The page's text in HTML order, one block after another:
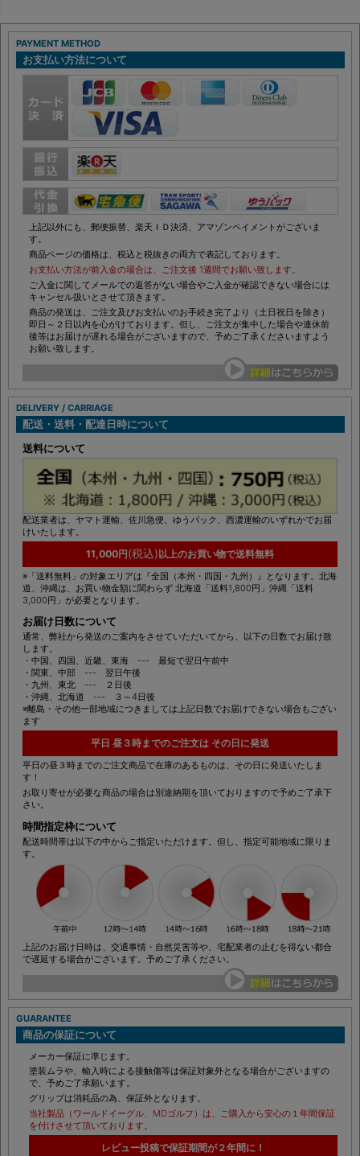
PAYMENT METHOD
お支払い方法について
上記以外にも、郵便振替、楽天ＩＤ決済、アマゾンペイメントがございま
す。
商品ページの価格は、税込と税抜きの両方で表記しております。
お支払い方法が前入金の場合は、ご注文後 1週間でお願い致します。
ご入金に関してメールでの返答がない場合やご入金が確認できない場合には
キャンセル扱いとさせて頂きます。
商品の発送は、ご注文及びお支払いのお手続き完了より（土日祝日を除き）
即日～２日以内を心がけております。但し、ご注文が集中した場合や連休前
後等はお届けが遅れる場合がございますので、予めご了承くださいますよう
お願い致します。
DELIVERY / CARRIAGE
配送・送料・配達日時について
送料について
配送業者は、ヤマト運輸、佐川急便、ゆうパック、西濃運輸のいずれかでお届
けいたします。
11,000円(税込)以上のお買い物で送料無料
※「送料無料」の対象エリアは『全国（本州・四国・九州）』となります。北海
道、沖縄は、お買い物金額に関わらず 北海道「送料1,800円」沖縄「送料
3,000円」が必要となります。
お届け日数について
通常、弊社から発送のご案内をさせていただいてから、以下の日数でお届け致
します。
・中国、四国、近畿、東海 --- 最短で翌日午前中
・関東、中部 --- 翌日午後
・九州、東北 --- ２日後
・沖縄、北海道 --- ３～4日後
※離島・その他一部地域につきましては上記日数でお届けできない場合もござい
ます
平日 昼３時までのご注文は その日に発送
平日の昼３時までのご注文商品で在庫のあるものは、その日に発送いたしま
す！
お取り寄せが必要な商品の場合は別途納期を頂いておりますので予めご了承下
さい。
時間指定枠について
配送時間帯は以下の中からご指定いただけます。但し、指定可能地域に限りま
す。
上記のお届け日時は、交通事情・自然災害等や、宅配業者の止むを得ない都合
で遅延する場合がございます。予めご了承ください。
GUARANTEE
商品の保証について
メーカー保証に準じます。
塗装ムラや、輸入時による接触傷等は保証対象外となる場合がございますの
で、予めご了承願います。
グリップは消耗品の為、保証外となります。
当社製品（ワールドイーグル、MDゴルフ）は、ご購入から安心の１年間保証
を付けさせて頂いております。
レビュー投稿で保証期間が２年間に！